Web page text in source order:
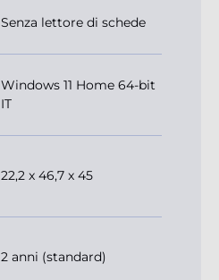
Senza lettore di schede
Windows 11 Home 64-bit
IT
22,2 x 46,7 x 45
2 anni (standard)